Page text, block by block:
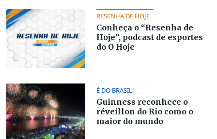
RESENHA DE HOJE
Conheça o “Resenha de
Hoje”, podcast de esportes
do O Hoje
É DO BRASIL!
Guinness reconhece o
réveillon do Rio como o
maior do mundo